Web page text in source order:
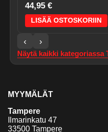
44,95 €
LISÄÄ OSTOSKORIIN
‹ ›
Näytä kaikki kategoriassa
MYYMÄLÄT
Tampere
Ilmarinkatu 47
33500 Tampere